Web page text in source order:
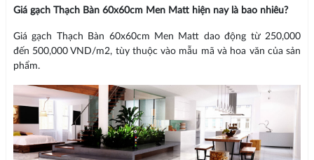
Giá gạch Thạch Bàn 60x60cm Men Matt hiện nay là bao nhiêu?
Giá gạch Thạch Bàn 60x60cm Men Matt dao động từ 250,000
đến 500,000 VND/m2, tùy thuộc vào mẫu mã và hoa văn của sản
phẩm.